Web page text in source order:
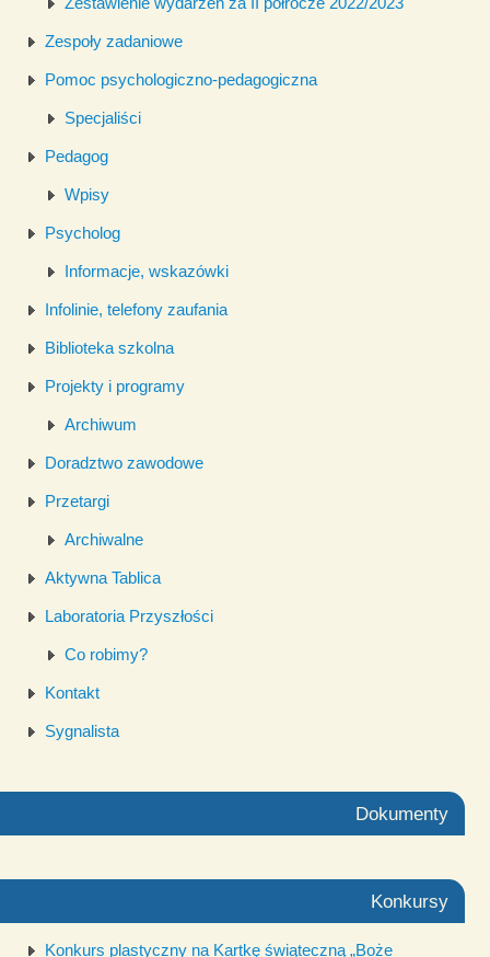
Zespoły zadaniowe
Pomoc psychologiczno-pedagogiczna
Specjaliści
Pedagog
Wpisy
Psycholog
Informacje, wskazówki
Infolinie, telefony zaufania
Biblioteka szkolna
Projekty i programy
Archiwum
Doradztwo zawodowe
Przetargi
Archiwalne
Aktywna Tablica
Laboratoria Przyszłości
Co robimy?
Kontakt
Sygnalista
Dokumenty
Konkursy
Konkurs plastyczny na Kartkę świąteczną „Boże